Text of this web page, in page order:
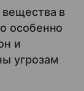
вещества в
особенно
и
угрозам